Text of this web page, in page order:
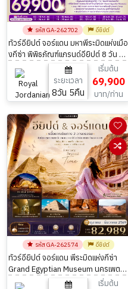
รหัส GA-262702 อียิปต์
ทัวร์อียิปต์ จอร์แดน มหาพีระมิดแห่งเมือ
งกีซ่า พิพิธภัณฑ์แกรนด์อียิปต์ 8 วัน 5
ระยะเวลา
8วัน 5คืน
เริ่มต้น
69,900
บาท/ท่าน
รหัส GA-262574 อียิปต์
ทัวร์อียิปต์ จอร์แดน พีระมิดแห่งกีซ่า
Grand Egyptian Museum นครเพตรา
ทะเลแดดซี 8วัน 5คืน
เริ่มต้น